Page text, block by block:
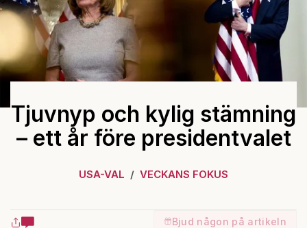
Tjuvnyp och kylig stämning
– ett år före presidentvalet
USA-VAL VECKANS FOKUS
Bjud någon på artikeln